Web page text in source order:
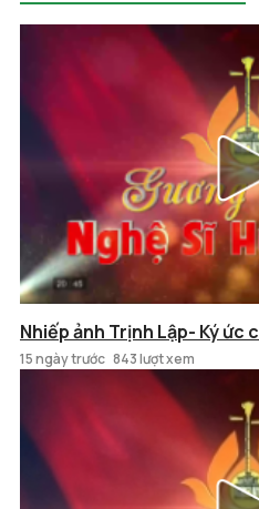
Nhiếp ảnh Trịnh Lập- Ký
15 ngày trước 843 lượt xem